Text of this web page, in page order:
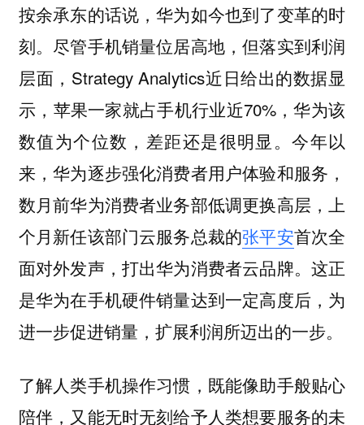
按余承东的话说，华为如今也到了变革的时
刻。尽管手机销量位居高地，但落实到利润
层面，Strategy Analytics近日给出的数据显
示，苹果一家就占手机行业近70%，华为该
数值为个位数，差距还是很明显。今年以
来，华为逐步强化消费者用户体验和服务，
数月前华为消费者业务部低调更换高层，上
个月新任该部门云服务总裁的张平安首次全
面对外发声，打出华为消费者云品牌。这正
是华为在手机硬件销量达到一定高度后，为
进一步促进销量，扩展利润所迈出的一步。
了解人类手机操作习惯，既能像助手般贴心
陪伴，又能无时无刻给予人类想要服务的未